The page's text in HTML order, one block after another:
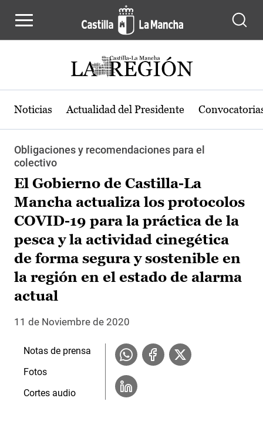
Noticias Actualidad del Presidente
Obligaciones y recomendaciones para el
colectivo
El Gobierno de Castilla-La
Mancha actualiza los protocolos
COVID-19 para la práctica de la
pesca y la actividad cinegética
de forma segura y sostenible en
la región en el estado de alarma
actual
11 de Noviembre de 2020
Notas de prensa
Fotos
Cortes audio